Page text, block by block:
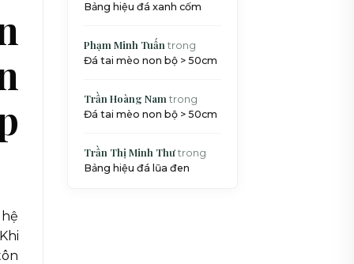
Bảng hiệu đá xanh cốm
Phạm Minh Tuấn trong
Đá tai mèo non bộ > 50cm
Trần Hoàng Nam trong
Đá tai mèo non bộ > 50cm
Trần Thị Minh Thưtrong
Bảng hiệu đá lũa đen